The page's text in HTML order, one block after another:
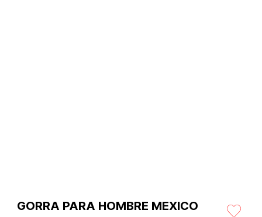
GORRA PARA HOMBRE MEXICO